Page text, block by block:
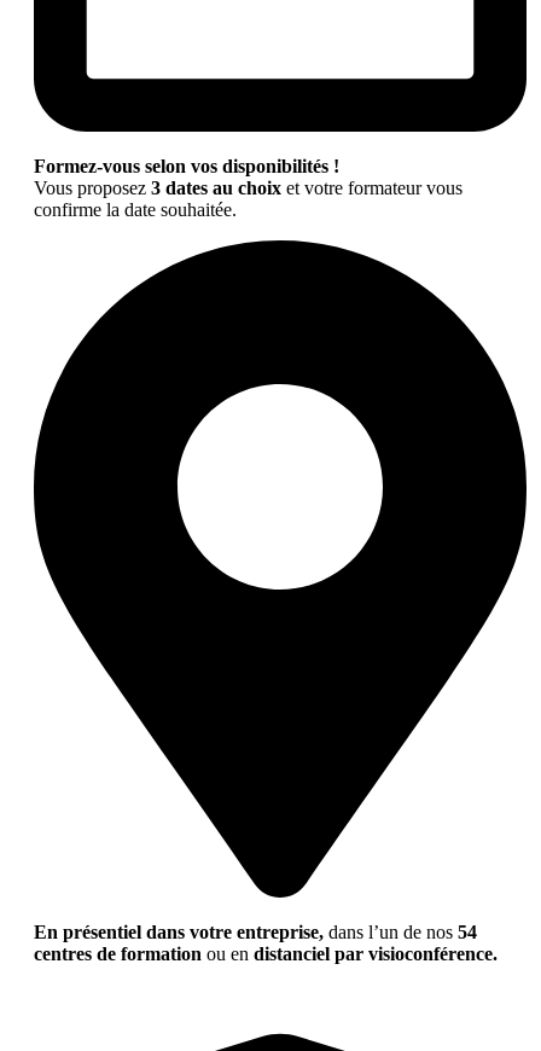
Formez-vous selon vos disponibilités !
Vous proposez 3 dates au choix et votre formateur vous
confirme la date souhaitée.
En présentiel dans votre entreprise, dans l’un de nos 54
centres de formation ou en distanciel par visioconférence.